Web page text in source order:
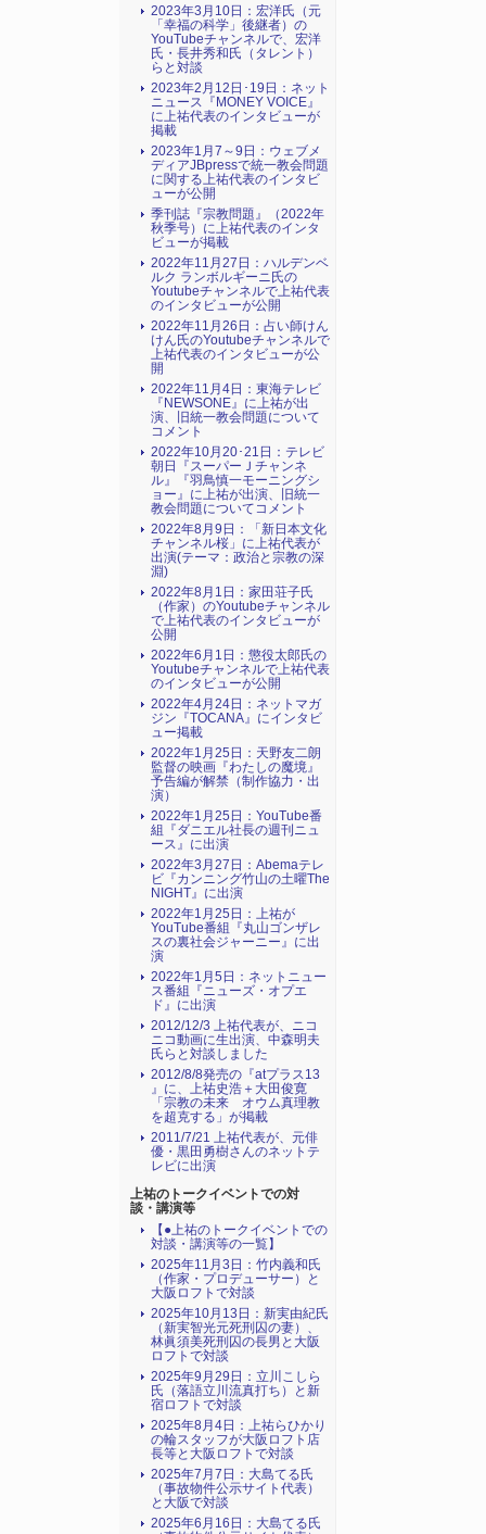
2023年3月10日：宏洋氏（元
「幸福の科学」後継者）の
YouTubeチャンネルで、宏洋
氏・長井秀和氏（タレント）
らと対談
2023年2月12日･19日：ネット
ニュース『MONEY VOICE』
に上祐代表のインタビューが
掲載
2023年1月7～9日：ウェブメ
ディアJBpressで統一教会問題
に関する上祐代表のインタビ
ューが公開
季刊誌『宗教問題』（2022年
秋季号）に上祐代表のインタ
ビューが掲載
2022年11月27日：ハルデンベ
ルク ランボルギーニ氏の
Youtubeチャンネルで上祐代表
のインタビューが公開
2022年11月26日：占い師けん
けん氏のYoutubeチャンネルで
上祐代表のインタビューが公
開
2022年11月4日：東海テレビ
『NEWSONE』に上祐が出
演、旧統一教会問題について
コメント
2022年10月20･21日：テレビ
朝日『スーパーＪチャンネ
ル』『羽鳥慎一モーニングシ
ョー』に上祐が出演、旧統一
教会問題についてコメント
2022年8月9日：「新日本文化
チャンネル桜」に上祐代表が
出演(テーマ：政治と宗教の深
淵)
2022年8月1日：家田荘子氏
（作家）のYoutubeチャンネル
で上祐代表のインタビューが
公開
2022年6月1日：懲役太郎氏の
Youtubeチャンネルで上祐代表
のインタビューが公開
2022年4月24日：ネットマガ
ジン『TOCANA』にインタビ
ュー掲載
2022年1月25日：天野友二朗
監督の映画『わたしの魔境』
予告編が解禁（制作協力・出
演）
2022年1月25日：YouTube番
組『ダニエル社長の週刊ニュ
ース』に出演
2022年3月27日：Abemaテレ
ビ『カンニング竹山の土曜The
NIGHT』に出演
2022年1月25日：上祐が
YouTube番組『丸山ゴンザレ
スの裏社会ジャーニー』に出
演
2022年1月5日：ネットニュー
ス番組『ニューズ・オプエ
ド』に出演
2012/12/3 上祐代表が、ニコ
ニコ動画に生出演、中森明夫
氏らと対談しました
2012/8/8発売の『atプラス13
』に、上祐史浩＋大田俊寛
「宗教の未来 オウム真理教
を超克する」が掲載
2011/7/21 上祐代表が、元俳
優・黒田勇樹さんのネットテ
レビに出演
上祐のトークイベントでの対
談・講演等
【●上祐のトークイベントでの
対談・講演等の一覧】
2025年11月3日：竹内義和氏
（作家・プロデューサー）と
大阪ロフトで対談
2025年10月13日：新実由紀氏
（新実智光元死刑囚の妻）、
林眞須美死刑囚の長男と大阪
ロフトで対談
2025年9月29日：立川こしら
氏（落語立川流真打ち）と新
宿ロフトで対談
2025年8月4日：上祐らひかり
の輪スタッフが大阪ロフト店
長等と大阪ロフトで対談
2025年7月7日：大島てる氏
（事故物件公示サイト代表）
と大阪で対談
2025年6月16日：大島てる氏